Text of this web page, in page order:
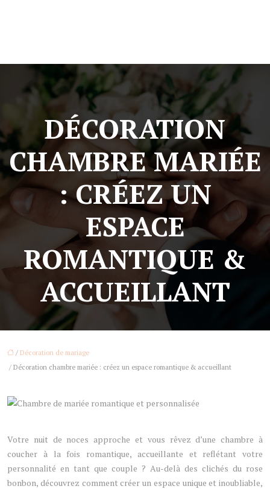
DÉCORATION
CHAMBRE MARIÉE
: CRÉEZ UN
ESPACE
ROMANTIQUE &
ACCUEILLANT
/ Décoration de mariage
/ Décoration chambre mariée : créez un espace romantique & accueillant
Votre nuit de noces approche et vous rêvez d’une chambre à
coucher à la fois romantique, accueillante et reflétant votre
personnalité en tant que couple ? Au-delà des clichés du rose
bonbon, découvrez comment créer un espace unique et inoubliable,